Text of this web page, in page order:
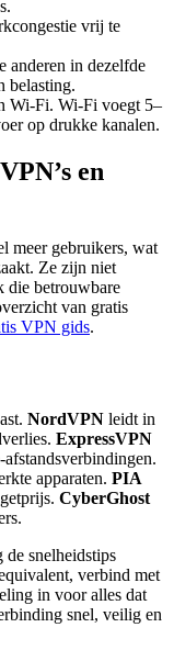
vrij te
anderen in dezelfde
belasting.
Wi-Fi. Wi-Fi voegt 5–
op drukke kanalen.
en
meer gebruikers, wat
Ze zijn niet
die betrouwbare
van gratis
VPN gids.
NordVPN leidt in
ExpressVPN
apparaten. PIA
CyberGhost
snelheidstips
verbind met
in voor alles dat
snel, veilig en